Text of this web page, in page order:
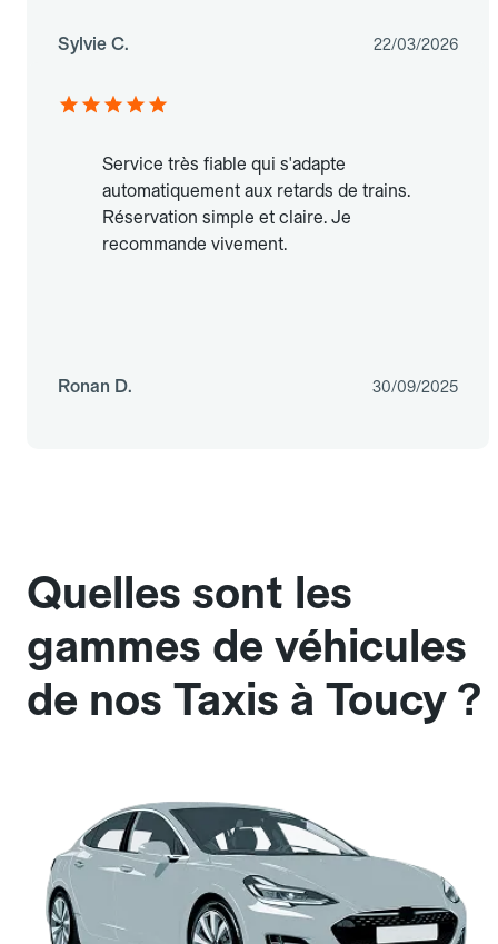
Sylvie C. 22/03/2026
Service très fiable qui s'adapte
automatiquement aux retards de trains.
Réservation simple et claire. Je
recommande vivement.
Ronan D. 30/09/2025
Quelles sont les
gammes de véhicules
de nos Taxis à Toucy ?